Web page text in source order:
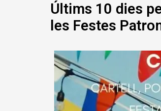
Últims 10 dies
les Festes